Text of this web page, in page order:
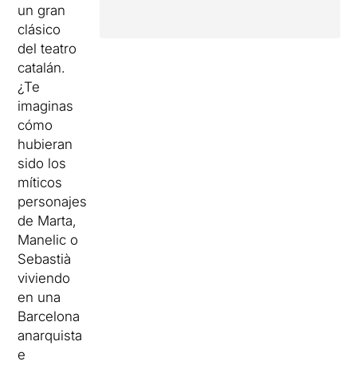
un gran
clásico
del teatro
catalán.
¿Te
imaginas
cómo
hubieran
sido los
míticos
personajes
de Marta,
Manelic o
Sebastià
viviendo
en una
Barcelona
anarquista
e